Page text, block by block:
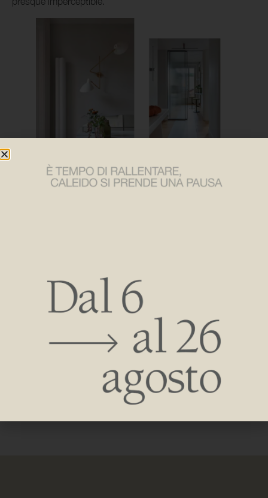
Les références au style milanais dela belle époque
conçues par Gabriele & Oscar Burattiarchitetti, trouvent une
collocation presque naturelle dans l’espace de vie, où elles
agissent comme un contrepoint aux montants arrondis de
la porte d’entrée, rigoureusement sans porte. C’est ici que
se manifeste de manière plastique la capacité de l’élément
rayonnant à transcender sa fonction et à ne faire qu’un,
élément sur lequel l’œil ne bute pas, mais qu’il accompagne
dans l’exploration de l’espace.